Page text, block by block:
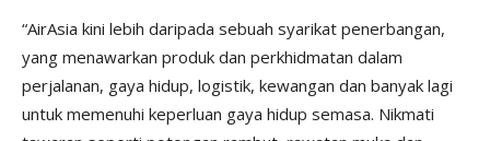
“AirAsia kini lebih daripada sebuah syarikat penerbangan,
yang menawarkan produk dan perkhidmatan dalam
perjalanan, gaya hidup, logistik, kewangan dan banyak lagi
untuk memenuhi keperluan gaya hidup semasa. Nikmati